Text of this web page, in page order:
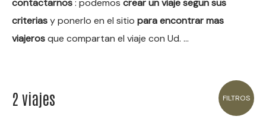
contactarnos: podemos crear un viaje segun sus
criteriasy ponerlo en el sitio para encontrar mas
viajerosque compartan el viaje con Ud. …
2 viajes FILTROS